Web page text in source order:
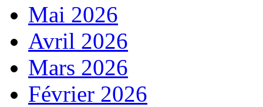
Mai 2026
Avril 2026
Mars 2026
Février 2026